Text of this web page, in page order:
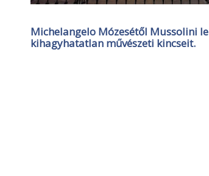
Michelangelo Mózesétől Mussolini
kihagyhatatlan művészeti kincseit.